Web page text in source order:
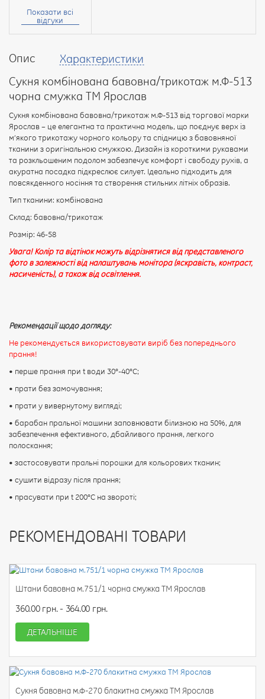
Опис
Характеристики
Сукня комбінована бавовна/трикотаж м.Ф-513
чорна смужка ТМ Ярослав
Сукня комбінована бавовна/трикотаж м.Ф-513 від торгової марки
Ярослав – це елегантна та практична модель, що поєднує верх із
м’якого трикотажу чорного кольору та спідницю з бавовняної
тканини з оригінальною смужкою. Дизайн із короткими рукавами
та розкльошеним подолом забезпечує комфорт і свободу рухів, а
акуратна посадка підкреслює силует. Ідеально підходить для
повсякденного носіння та створення стильних літніх образів.
Тип тканини: комбінована
Склад: бавовна/трикотаж
Розмір: 46-58
Увага! Колір та відтінок можуть відрізнятися від представленого
фото в залежності від налаштувань монітора (яскравість, контраст,
насиченість), а також від освітлення.
Рекомендації щодо догляду:
Не рекомендується використовувати виріб без попереднього
прання!
• перше прання при t води 30°-40°C;
• прати без замочування;
• прати у вивернутому вигляді;
• барабан пральної машини заповнювати білизною на 50%, для
забезпечення ефективного, дбайливого прання, легкого
полоскання;
• застосовувати пральні порошки для кольорових тканин;
• сушити відразу після прання;
• прасувати при t 200°С на звороті;
Ваш
Рейтинг:
Показати всі
відгуки
РЕКОМЕНДОВАНІ ТОВАРИ
Штани бавовна м.751/1 чорна смужка ТМ Ярослав
360.00 грн. - 364.00 грн.
ДЕТАЛЬНІШЕ
Сукня бавовна м.Ф-270 блакитна смужка ТМ Ярослав